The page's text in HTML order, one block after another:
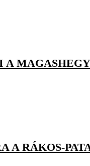
A
A RÁKOS-